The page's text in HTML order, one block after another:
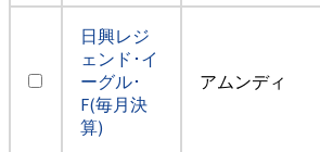
日興レジ
ェンド･イ
ーグル･
F(毎月決
算)
アムンディ